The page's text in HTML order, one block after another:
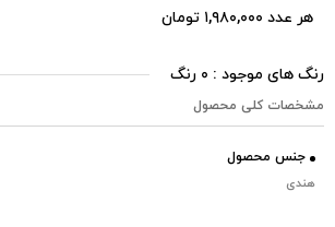
هر عدد ۱,۹۸۰,۰۰۰ تومان
رنگ های موجود : ۰ رنگ
مشخصات کلی محصول
جنس محصول
هندی